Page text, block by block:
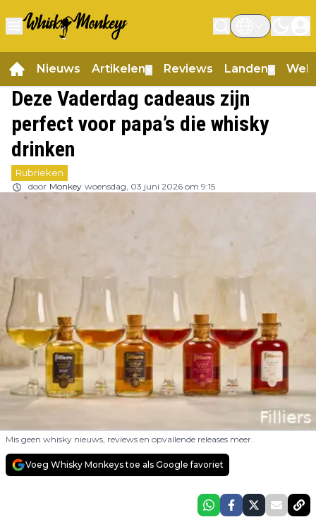
Nieuws Artikelen Reviews Landen
Deze Vaderdag cadeaus zijn
perfect voor papa’s die whisky
drinken
Rubrieken
door Monkey woensdag, 03 juni 2026 om 9:15
Mis geen whisky nieuws, reviews en opvallende releases meer.
Voeg Whisky Monkeys toe als Google favoriet